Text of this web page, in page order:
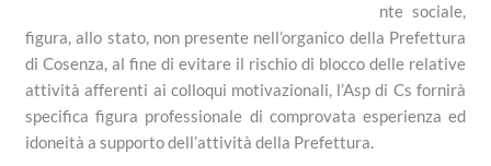
nte sociale,
figura, allo stato, non presente nell’organico della Prefettura
di Cosenza, al fine di evitare il rischio di blocco delle relative
attività afferenti ai colloqui motivazionali, l’Asp di Cs fornirà
specifica figura professionale di comprovata esperienza ed
idoneità a supporto dell’attività della Prefettura.